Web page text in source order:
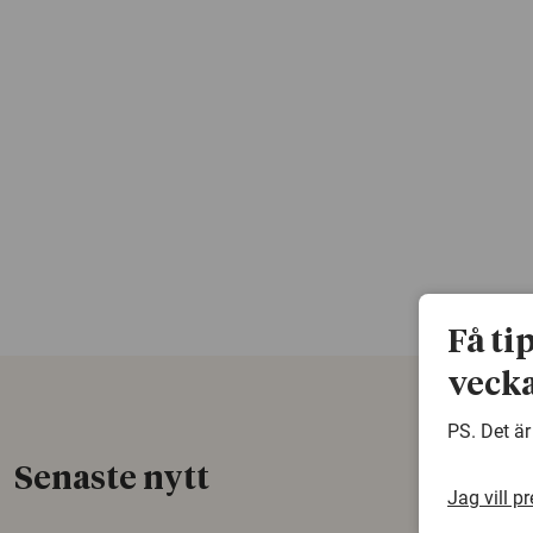
Senaste nytt
Få
PS. Det
Jag vill